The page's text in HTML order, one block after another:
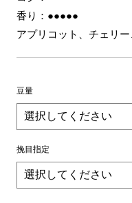
香り：●●●●●
アプリコット、チェリ
豆量
挽目指定